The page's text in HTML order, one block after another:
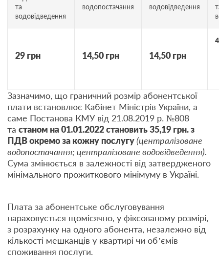
та
водовідведення
водопостачання
водовідведення
29 грн 14,50 грн 14,50 грн
Зазначимо, що граничний розмір абонентської
плати встановлює Кабінет Міністрів України, а
саме Постанова КМУ від 21.08.2019 р. №808
та станом на 01.01.2022 становить 35,19 грн. з
ПДВ окремо за кожну послугу(централізоване
водопостачання; централізоване водовідведення).
Сума змінюється в залежності від затвердженого
мінімального прожиткового мінімуму в Україні.
Плата за абонентське обслуговування
нараховується щомісячно, у фіксованому розмірі,
з розрахунку на одного абонента, незалежно від
кількості мешканців у квартирі чи об’ємів
споживання послуги.